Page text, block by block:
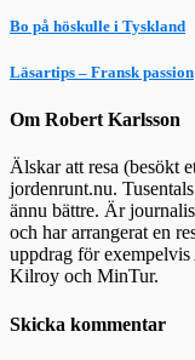
Bo på höskulle i Tyskland
Läsartips – Fransk passion
Om Robert Karlsson
Älskar att resa (besökt
jordenrunt.nu.
ännu bättre. Är
och har arrangerat en
uppdrag för
Kilroy och MinTur.
Skicka kommentar